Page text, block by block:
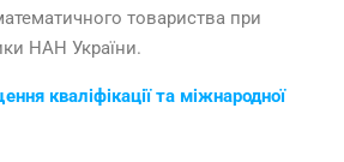
товариства при
НАН України.
кваліфікації та міжнародної